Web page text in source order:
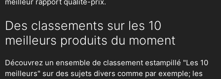
Des classements sur les 10
meilleurs produits du moment
Découvrez un ensemble de classement estampillé "Les 10
meilleurs" sur des sujets divers comme par exemple; les